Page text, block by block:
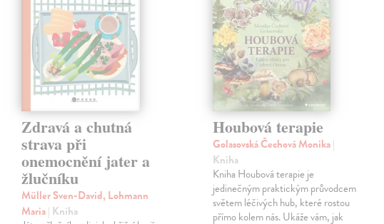
Zdravá a chutná
strava při
onemocnění jater a
žlučníku
Müller Sven-David, Lohmann
Maria| Kniha
Houbová terapie
Golasovská Čechová Monika|
Kniha
Kniha Houbová terapie je
jedinečným praktickým průvodcem
světem léčivých hub, které rostou
přímo kolem nás. Ukáže vám, jak